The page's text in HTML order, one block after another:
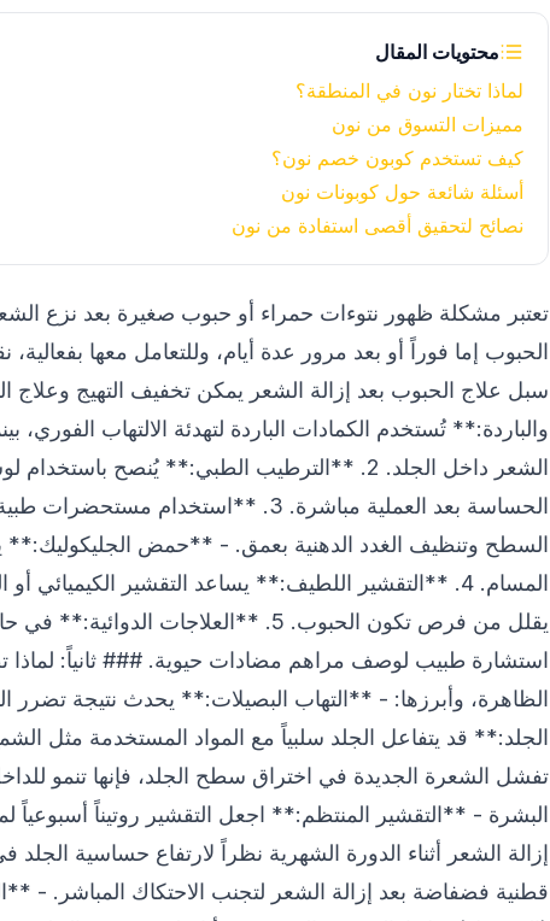
محتويات المقال
لماذا تختار نون في المنطقة؟
مميزات التسوق من نون
كيف تستخدم كوبون خصم نون؟
أسئلة شائعة حول كوبونات نون
نصائح لتحقيق أقصى استفادة من نون
تعتبر مشكلة ظهور نتوءات حمراء أو حبوب صغيرة بعد نزع
الحبوب إما فوراً أو بعد مرور عدة أيام، وللتعامل معها
والباردة:** تُستخدم الكمادات الباردة لتهدئة الالتهاب
الشعر داخل الجلد. 2. **الترطيب الطبي:** يُنصح
الحساسة بعد العملية مباشرة. 3.
السطح وتنظيف الغدد الدهنية بعمق. - **حمض الجليكوليك:**
المسام. 4. **التقشير اللطيف:** يساعد التقشير
يقلل من فرص تكون الحبوب. 5.
استشارة طبيب لوصف مراهم مضادات حيوية. ### ثانياً: لماذا
الظاهرة، وأبرزها: - **التهاب البصيلات:** يحدث نتيجة تضرر
الجلد:** قد يتفاعل الجلد سلبياً مع المواد المستخدمة مثل
تفشل الشعرة الجديدة في اختراق سطح الجلد، فإنها تنمو
البشرة - **التقشير المنتظم:** اجعل التقشير روتيناً أسبوعياً
إزالة الشعر أثناء الدورة الشهرية نظراً لارتفاع حساسية
قطنية فضفاضة بعد إزالة الشعر لتجنب الاحتكاك المباشر. -